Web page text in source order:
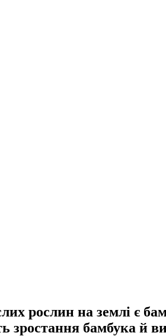
рослин на землі є
бамбука й